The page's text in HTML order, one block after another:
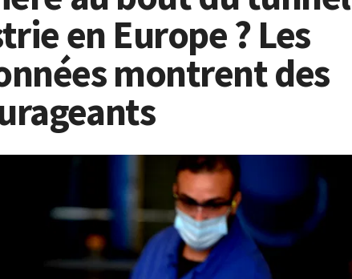
en Europe ? Les
montrent des